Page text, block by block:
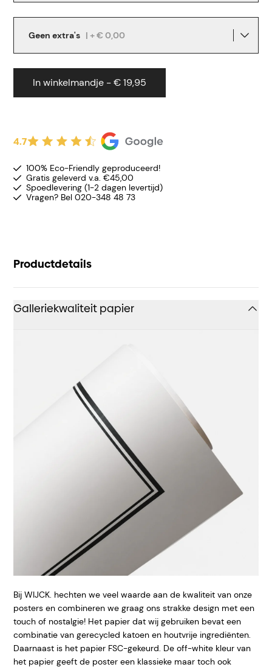
Geen extra's | + € 0,00
In winkelmandje - € 19,95
4.7
100% Eco-Friendly geproduceerd!
Gratis geleverd v.a. €45,00
Spoedlevering (1-2 dagen levertijd)
Vragen? Bel 020-348 48 73
Productdetails
Galleriekwaliteit papier
Bij WIJCK. hechten we veel waarde aan de kwaliteit van onze
posters en combineren we graag ons strakke design met een
touch of nostalgie! Het papier dat wij gebruiken bevat een
combinatie van gerecycled katoen en houtvrije ingrediënten.
Daarnaast is het papier FSC-gekeurd. De off-white kleur van
het papier geeft de poster een klassieke maar toch ook